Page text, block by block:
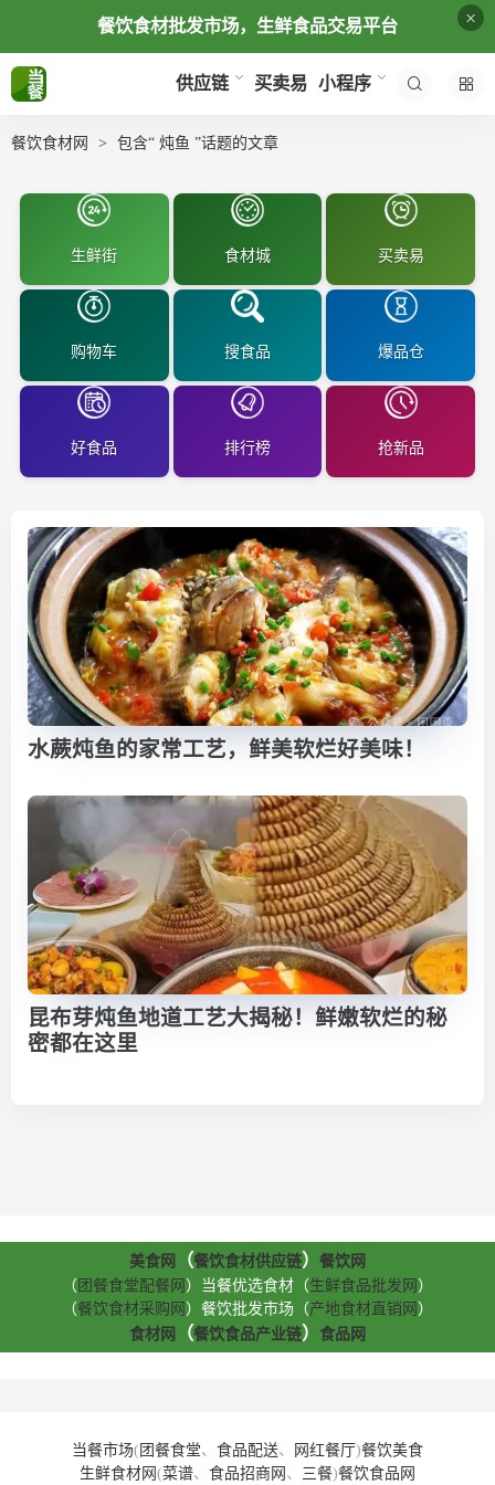
餐饮食材批发市场，生鲜食品交易平台 ×
供应链 买卖易 小程序
餐饮食材网 包含“ 炖鱼 ”话题的文章
生鲜街 食材城 买卖易
购物车 搜食品 爆品仓
好食品 排行榜 抢新品
水蕨炖鱼的家常工艺，鲜美软烂好美味！
昆布芽炖鱼地道工艺大揭秘！鲜嫩软烂的秘
密都在这里
美食网 （餐饮食材供应链）
餐饮网
（ 团餐食堂配餐网 ）当餐优选食材（生鲜食品批发网 ）
（餐饮食材采购网 ）餐饮批发市场（产地食材直销网 ）
食材网
（餐饮食品产业链） 食品网
当餐市场( 团餐食堂、 食品配送、 网红餐厅)餐饮美食
生鲜食材网 (菜谱、 食品招商网 、 三餐)餐饮食品网